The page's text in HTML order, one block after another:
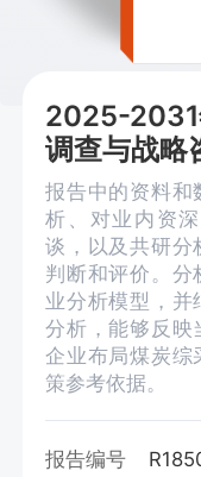
2025-2031
调查与战略
报告中的资料和
析、对业内资
谈，以及共研分
判断和评价。分
业分析模型，并
分析，能够反映
企业布局煤炭综
策参考依据。
报告编号